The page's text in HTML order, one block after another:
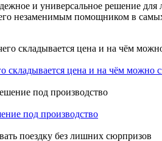
и универсальное решение
незаменимым помощником в
складывается цена и на чём можно
под производство